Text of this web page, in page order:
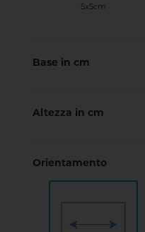
5x5cm
Base in cm
Altezza in cm
Orientamento